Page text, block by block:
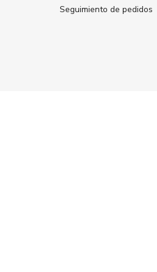
Seguimiento de pedidos